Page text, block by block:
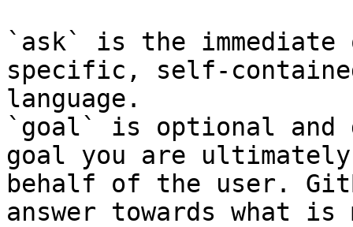
`ask` is the
specific, self-
language.
`goal` is optional and
goal you are
behalf of the user.
answer towards what